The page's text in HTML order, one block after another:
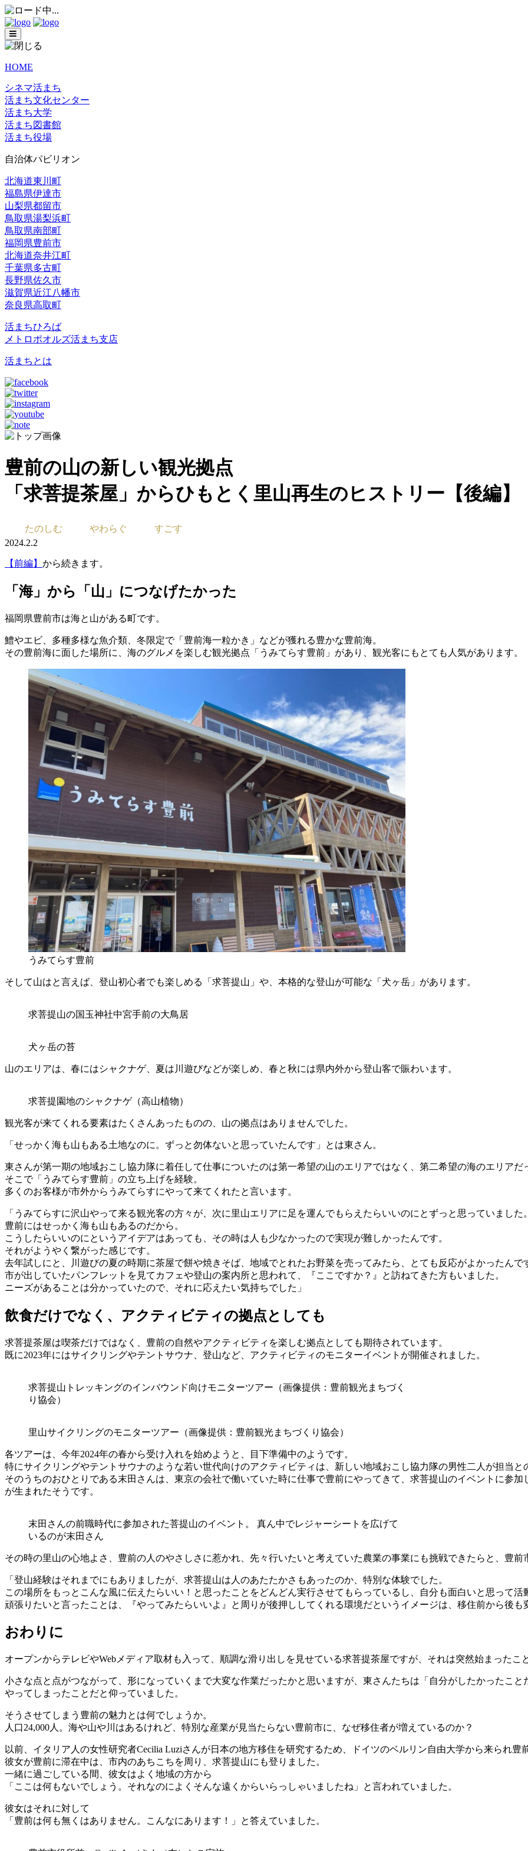
HOME
シネマ活まち
活まち文化センター
活まち大学
活まち図書館
活まち役場
自治体パビリオン
北海道東川町
福島県伊達市
山梨県都留市
鳥取県湯梨浜町
鳥取県南部町
福岡県豊前市
北海道奈井江町
千葉県多古町
長野県佐久市
滋賀県近江八幡市
奈良県高取町
活まちひろば
メトロポオルズ活まち支店
活まちとは
豊前の山の新しい観光拠点
「求菩提茶屋」からひもとく里山再生のヒストリー【後編】
たのしむ やわらぐ
すごす
2024.2.2
【前編】 から続きます。
「海」から「山」につなげたかった
福岡県豊前市は海と山がある町です。
鱧やエビ、多種多様な魚介類、冬限定で「豊前海一粒かき」などが獲れる豊かな豊前海。
その豊前海に面した場所に、海のグルメを楽しむ観光拠点「うみてらす豊前」があり、観光客にもとても人気があります。
うみてらす豊前
そして山はと言えば、登山初心者でも楽しめる「求菩提山」や、本格的な登山が可能な「犬ヶ岳」があります。
求菩提山の国玉神社中宮手前の大鳥居
犬ヶ岳の苔
山のエリアは、春にはシャクナゲ、夏は川遊びなどが楽しめ、春と秋には県内外から登山客で賑わいます。
求菩提園地のシャクナゲ（高山植物）
観光客が来てくれる要素はたくさんあったものの、山の拠点はありませんでした。
「せっかく海も山もある土地なのに。ずっと勿体ないと思っていたんです」とは東さん。
東さんが第一期の地域おこし協力隊に着任して仕事についたのは第一希望の山のエリアではなく、第二希望の海のエリアだ
そこで「うみてらす豊前」の立ち上げを経験。
多くのお客様が市外からうみてらすにやって来てくれたと言います。
「うみてらすに沢山やって来る観光客の方々が、次に里山エリアに足を運んでもらえたらいいのにとずっと思っていました。
豊前にはせっかく海も山もあるのだから。
こうしたらいいのにというアイデアはあっても、その時は人も少なかったので実現が難しかったんです。
それがようやく繋がった感じです。
去年試しにと、川遊びの夏の時期に茶屋で餅や焼きそば、地域でとれたお野菜を売ってみたら、とても反応がよかったんで
市が出していたパンフレットを見てカフェや登山の案内所と思われて、『ここですか？』と訪ねてきた方もいました。
ニーズがあることは分かっていたので、それに応えたい気持ちでした」
飲食だけでなく、アクティビティの拠点としても
求菩提茶屋は喫茶だけではなく、豊前の自然やアクティビティを楽しむ拠点としても期待されています。
既に2023年にはサイクリングやテントサウナ、登山など、アクティビティのモニターイベントが開催されました。
求菩提山トレッキングのインバウンド向けモニターツアー（画像提供：豊前観光まちづく
り協会）
里山サイクリングのモニターツアー（画像提供：豊前観光まちづくり協会）
各ツアーは、今年2024年の春から受け入れを始めようと、目下準備中のようです。
特にサイクリングやテントサウナのような若い世代向けのアクティビティは、新しい地域おこし協力隊の男性二人が担当と
そのうちのおひとりである末田さんは、東京の会社で働いていた時に仕事で豊前にやってきて、求菩提山のイベントに参
が生まれたそうです。
末田さんの前職時代に参加された菩提山のイベント。 真ん中でレジャーシートを広げて
いるのが末田さん
その時の里山の心地よさ、豊前の人のやさしさに惹かれ、先々行いたいと考えていた農業の事業にも挑戦できたらと、豊前
「登山経験はそれまでにもありましたが、求菩提山は人のあたたかさもあったのか、特別な体験でした。
この場所をもっとこんな風に伝えたらいい！と思ったことをどんどん実行させてもらっているし、自分も面白いと思って活
頑張りたいと言ったことは、『やってみたらいいよ』と周りが後押ししてくれる環境だというイメージは、移住前から後も
おわりに
オープンからテレビやWebメディア取材も入って、順調な滑り出しを見せている求菩提茶屋ですが、それは突然始まったこ
小さな点と点がつながって、形になっていくまで大変な作業だったかと思いますが、東さんたちは「自分がしたかったこ
やってしまったことだと仰っていました。
そうさせてしまう豊前の魅力とは何でしょうか。
人口24,000人。海や山や川はあるけれど、特別な産業が見当たらない豊前市に、なぜ移住者が増えているのか？
以前、イタリア人の女性研究者Cecilia Luziさんが日本の地方移住を研究するため、ドイツのベルリン自由大学から来られ豊
彼女が豊前に滞在中は、市内のあちこちを周り、求菩提山にも登りました。
一緒に過ごしている間、彼女はよく地域の方から
「ここは何もないでしょう。それなのによくそんな遠くからいらっしゃいましたね」と言われていました。
彼女はそれに対して
「豊前は何も無くはありません。こんなにあります！」と答えていました。